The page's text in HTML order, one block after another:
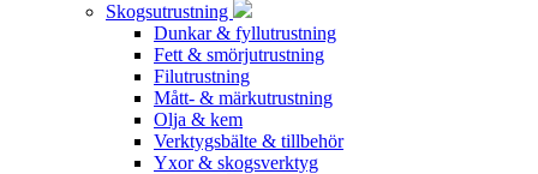
Skogsutrustning
Dunkar & fyllutrustning
Fett & smörjutrustning
Filutrustning
Mått- & märkutrustning
Olja & kem
Verktygsbälte & tillbehör
Yxor & skogsverktyg